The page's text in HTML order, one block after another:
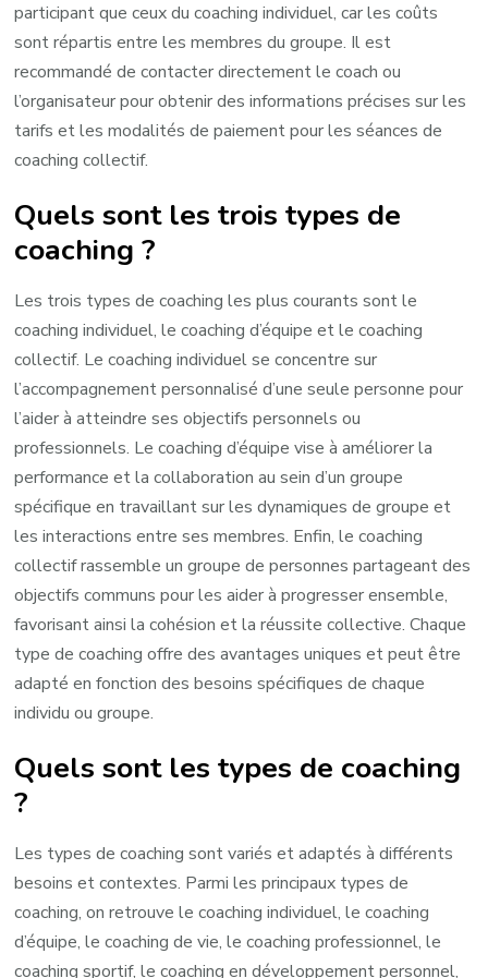
participant que ceux du coaching individuel, car les coûts
sont répartis entre les membres du groupe. Il est
recommandé de contacter directement le coach ou
l’organisateur pour obtenir des informations précises sur les
tarifs et les modalités de paiement pour les séances de
coaching collectif.
Quels sont les trois types de
coaching ?
Les trois types de coaching les plus courants sont le
coaching individuel, le coaching d’équipe et le coaching
collectif. Le coaching individuel se concentre sur
l’accompagnement personnalisé d’une seule personne pour
l’aider à atteindre ses objectifs personnels ou
professionnels. Le coaching d’équipe vise à améliorer la
performance et la collaboration au sein d’un groupe
spécifique en travaillant sur les dynamiques de groupe et
les interactions entre ses membres. Enfin, le coaching
collectif rassemble un groupe de personnes partageant des
objectifs communs pour les aider à progresser ensemble,
favorisant ainsi la cohésion et la réussite collective. Chaque
type de coaching offre des avantages uniques et peut être
adapté en fonction des besoins spécifiques de chaque
individu ou groupe.
Quels sont les types de coaching
?
Les types de coaching sont variés et adaptés à différents
besoins et contextes. Parmi les principaux types de
coaching, on retrouve le coaching individuel, le coaching
d’équipe, le coaching de vie, le coaching professionnel, le
coaching sportif, le coaching en développement personnel,